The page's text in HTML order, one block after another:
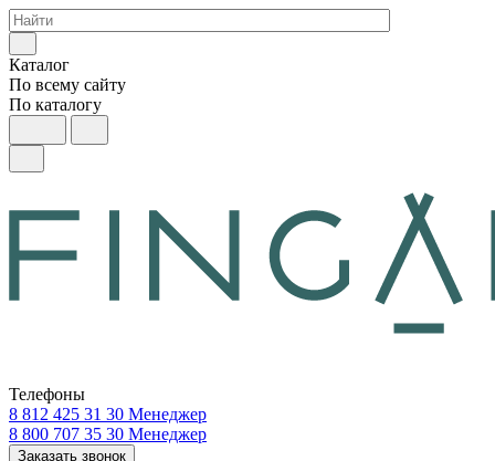
Каталог
По всему сайту
По каталогу
Телефоны
8 812 425 31 30 Менеджер
8 800 707 35 30 Менеджер
Заказать звонок